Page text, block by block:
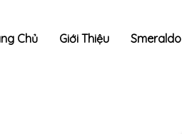
Chủ
Giới Thiệu Smeraldo